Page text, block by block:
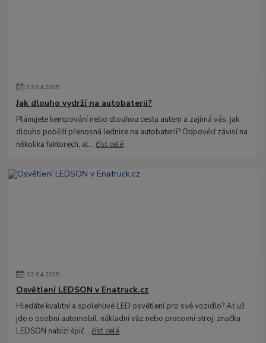
03.04.2025
Jak dlouho vydrží na autobaterii?
Plánujete kempování nebo dlouhou cestu autem a zajímá vás, jak
dlouho poběží přenosná lednice na autobaterii? Odpověď závisí na
několika faktorech, al...číst celé
02.04.2025
Osvětlení LEDSON v Enatruck.cz
Hledáte kvalitní a spolehlivé LED osvětlení pro své vozidlo? Ať už
jde o osobní automobil, nákladní vůz nebo pracovní stroj, značka
LEDSON nabízí špič...číst celé